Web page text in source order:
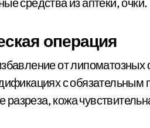
операция
от липоматозных
с
разреза, кожа